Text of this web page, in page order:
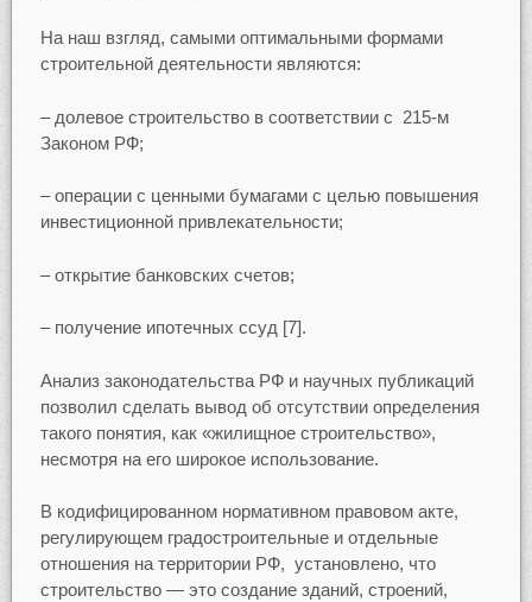
На наш взгляд, самыми оптимальными формами
строительной деятельности являются:
– долевое строительство в соответствии с 215-м
Законом РФ;
– операции с ценными бумагами с целью повышения
инвестиционной привлекательности;
– открытие банковских счетов;
– получение ипотечных ссуд [7].
Анализ законодательства РФ и научных публикаций
позволил сделать вывод об отсутствии определения
такого понятия, как «жилищное строительство»,
несмотря на его широкое использование.
В кодифицированном нормативном правовом акте,
регулирующем градостроительные и отдельные
отношения на территории РФ, установлено, что
строительство — это создание зданий, строений,